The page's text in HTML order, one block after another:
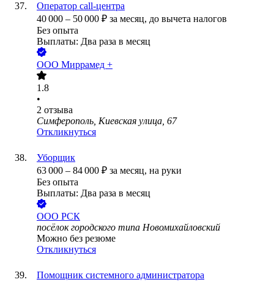
Оператор call-центра
40 000 – 50 000 ₽ за месяц, до вычета налогов
Без опыта
Выплаты: Два раза в месяц
ООО Миррамед +
1.8
•
2 отзыва
Симферополь, Киевская улица, 67
Откликнуться
Уборщик
63 000 – 84 000 ₽ за месяц, на руки
Без опыта
Выплаты: Два раза в месяц
ООО РСК
посёлок городского типа Новомихайловский
Можно без резюме
Откликнуться
Помощник системного администратора